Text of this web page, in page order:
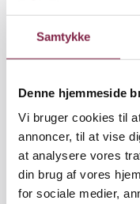
Samtykke
Denne hjemmeside
Vi bruger cookies til
annoncer, til at vise
at analysere vores
din brug af vores
for sociale medier,
Stort behov. Cirka
og børnehaver har
er det langt fra nok
til at komme
familiemedlem,
Nielsen.